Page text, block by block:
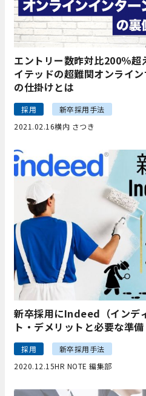
エントリー数昨対比200％
イテッドの超難関オンライ
の仕掛けとは
採用
新卒採用手法
2021.02.16横内 さつき
新卒採用にIndeed（インデ
ト・デメリットと必要な準備
採用
新卒採用手法
2020.12.15HR NOTE 編集部